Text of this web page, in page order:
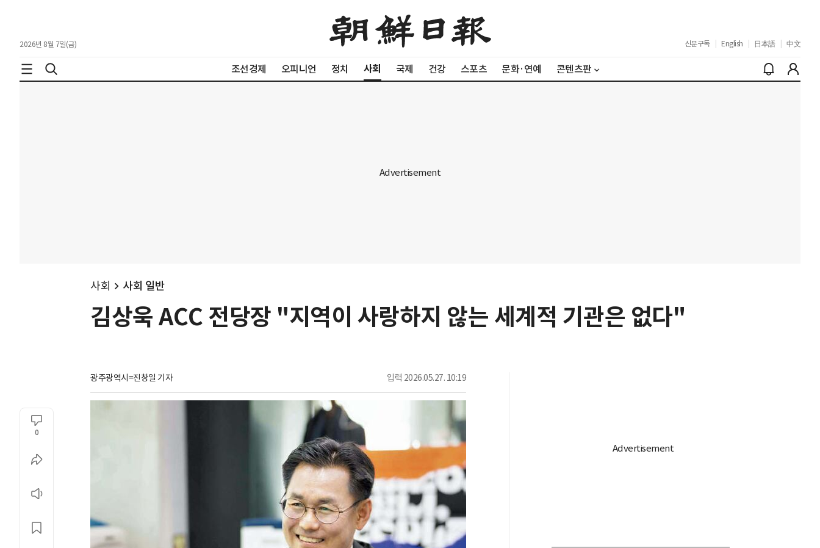
2026년 8월 7일(금) 신문구독 English 日本語 中文
조선경제 오피니언 정치 사회 국제 건강 스포츠 문화·연예 콘텐츠판
사회 사회 일반
김상욱 ACC 전당장 "지역이 사랑하지 않는 세계적 기관은 없다"
광주광역시=진창일 기자 입력 2026.05.27. 10:19
0